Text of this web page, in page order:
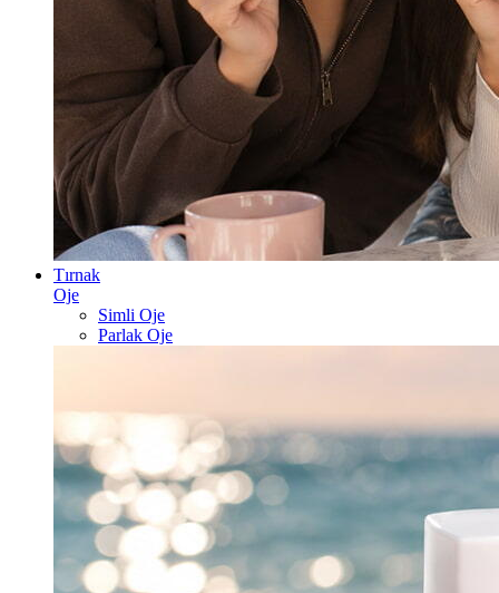
Tırnak
Oje
Simli Oje
Parlak Oje